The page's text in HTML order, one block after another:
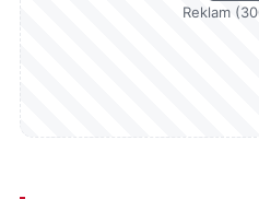
Reklam